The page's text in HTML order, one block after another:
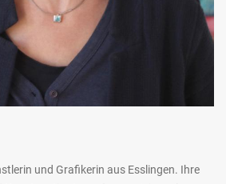
und Grafikerin aus Esslingen. Ihre